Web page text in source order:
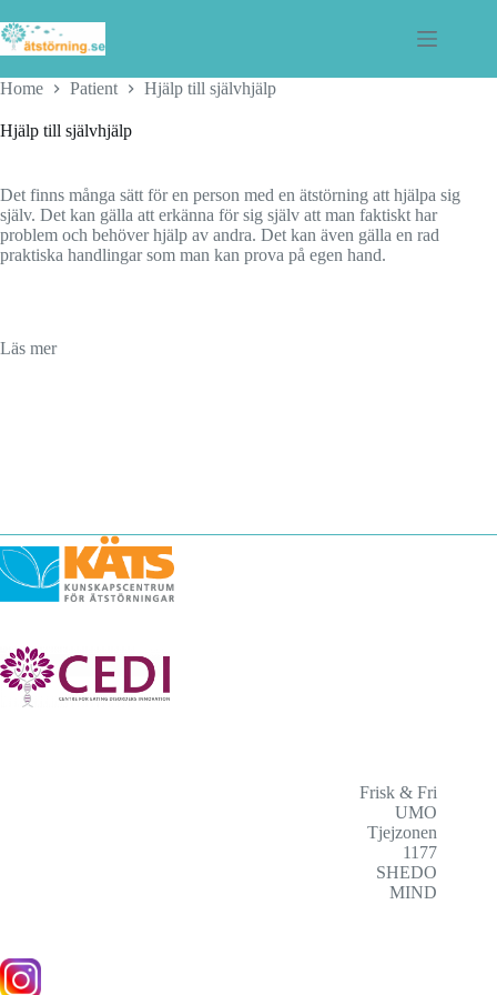
to
content
Home Patient Hjälp till självhjälp
Hjälp till självhjälp
Det finns många sätt för en person med en ätstörning att hjälpa sig
själv. Det kan gälla att erkänna för sig själv att man faktiskt har
problem och behöver hjälp av andra. Det kan även gälla en rad
praktiska handlingar som man kan prova på egen hand.
Läs mer
Frisk & Fri
UMO
Tjejzonen
1177
SHEDO
MIND